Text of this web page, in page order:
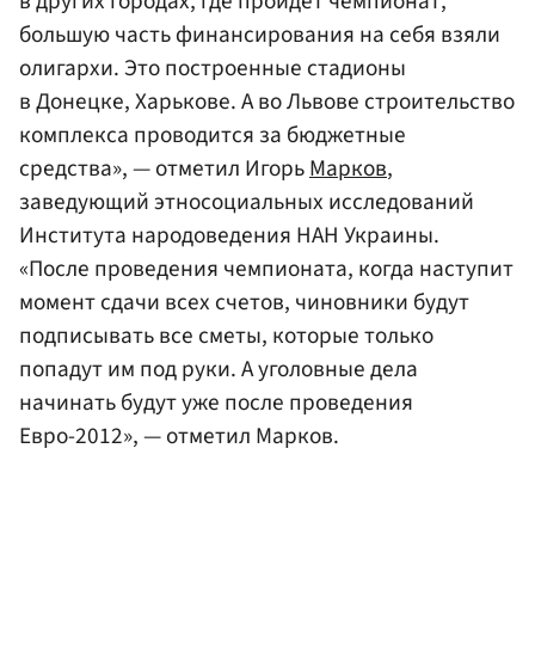
большую часть финансирования на себя взяли
олигархи. Это построенные стадионы
в Донецке, Харькове. А во Львове строительство
комплекса проводится за бюджетные
средства», — отметил ИгорьМарков,
заведующий этносоциальных исследований
Института народоведения НАН Украины.
«После проведения чемпионата, когда наступит
момент сдачи всех счетов, чиновники будут
подписывать все сметы, которые только
попадут им под руки. А уголовные дела
начинать будут уже после проведения
Евро-2012», — отметил Марков.